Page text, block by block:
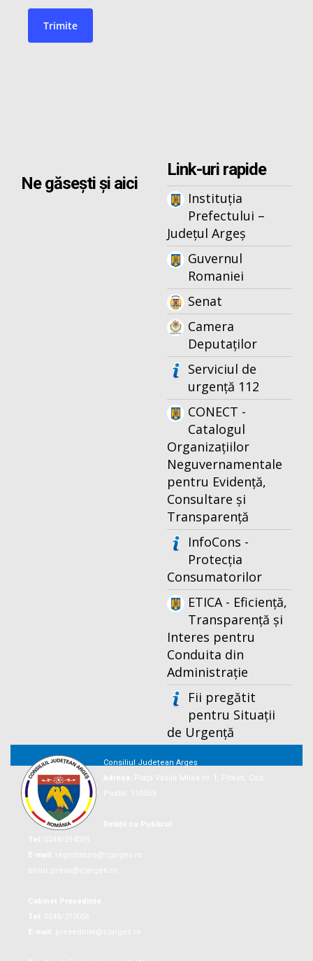
Ne găsești și aici
Link-uri rapide
Instituția
Prefectului –
Județul Argeș
Guvernul
Romaniei
Senat
Camera
Deputaților
Serviciul de
urgență 112
CONECT -
Catalogul
Organizațiilor
Neguvernamentale
pentru Evidență,
Consultare și
Transparență
InfoCons -
Protecția
Consumatorilor
ETICA - Eficiență,
Transparență și
Interes pentru
Conduita din
Administrație
Fii pregătit
pentru Situații
de Urgență
Consiliul Județean Argeș